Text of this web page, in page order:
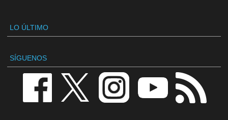
LO ÚLTIMO
SÍGUENOS